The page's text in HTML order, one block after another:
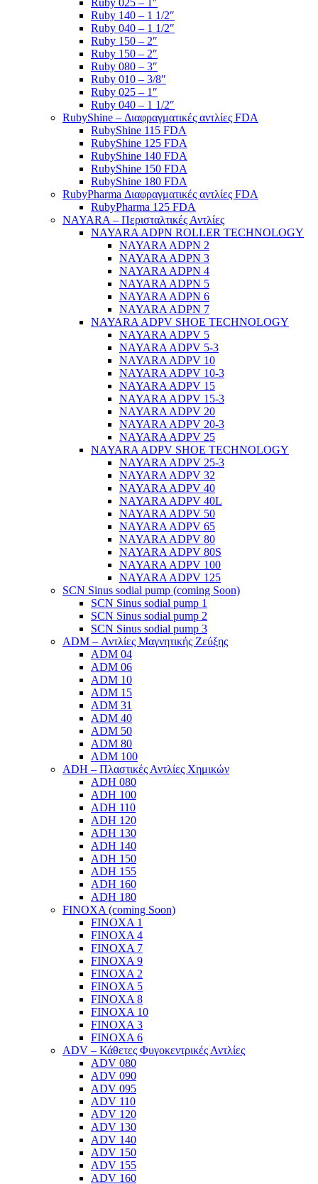
Ruby 025 – 1″
Ruby 140 – 1 1/2″
Ruby 040 – 1 1/2″
Ruby 150 – 2″
Ruby 150 – 2″
Ruby 080 – 3″
Ruby 010 – 3/8″
Ruby 025 – 1″
Ruby 040 – 1 1/2″
RubyShine – Διαφραγματικές αντλίες FDA
RubyShine 115 FDA
RubyShine 125 FDA
RubyShine 140 FDA
RubyShine 150 FDA
RubyShine 180 FDA
RubyPharma Διαφραγματικές αντλίες FDA
RubyPharma 125 FDA
NAYARA – Περισταλτικές Αντλίες
NAYARA ADPN ROLLER TECHNOLOGY
NAYARA ADPN 2
NAYARA ADPN 3
NAYARA ADPN 4
NAYARA ADPN 5
NAYARA ADPN 6
NAYARA ADPN 7
NAYARA ADPV SHOE TECHNOLOGY
NAYARA ADPV 5
NAYARA ADPV 5-3
NAYARA ADPV 10
NAYARA ADPV 10-3
NAYARA ADPV 15
NAYARA ADPV 15-3
NAYARA ADPV 20
NAYARA ADPV 20-3
NAYARA ADPV 25
NAYARA ADPV SHOE TECHNOLOGY
NAYARA ADPV 25-3
NAYARA ADPV 32
NAYARA ADPV 40
NAYARA ADPV 40L
NAYARA ADPV 50
NAYARA ADPV 65
NAYARA ADPV 80
NAYARA ADPV 80S
NAYARA ADPV 100
NAYARA ADPV 125
SCN Sinus sodial pump (coming Soon)
SCN Sinus sodial pump 1
SCN Sinus sodial pump 2
SCN Sinus sodial pump 3
ADM – Αντλίες Μαγνητικής Ζεύξης
ADM 04
ADM 06
ADM 10
ADM 15
ADM 31
ADM 40
ADM 50
ADM 80
ADM 100
ADH – Πλαστικές Αντλίες Χημικών
ADH 080
ADH 100
ADH 110
ADH 120
ADH 130
ADH 140
ADH 150
ADH 155
ADH 160
ADH 180
FINOXA (coming Soon)
FINOXA 1
FINOXA 4
FINOXA 7
FINOXA 9
FINOXA 2
FINOXA 5
FINOXA 8
FINOXA 10
FINOXA 3
FINOXA 6
ADV – Κάθετες Φυγοκεντρικές Αντλίες
ADV 080
ADV 090
ADV 095
ADV 110
ADV 120
ADV 130
ADV 140
ADV 150
ADV 155
ADV 160